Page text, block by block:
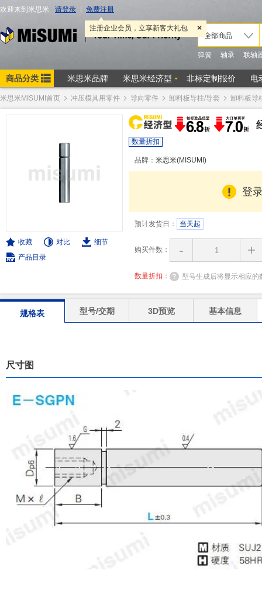
米思米MISUMI首页 冲压模具用零件 导向零件 卸料板导柱/导套 卸料板导
收藏 对比
细节
产品目录
数量折扣
品牌： 米思米(MISUMI)
登
预计发货日： 当天起
购买件数： - +
数量折扣： 型号生成后将显示相应的
规格表 型号/交期 3D预览 基本信息
尺寸图